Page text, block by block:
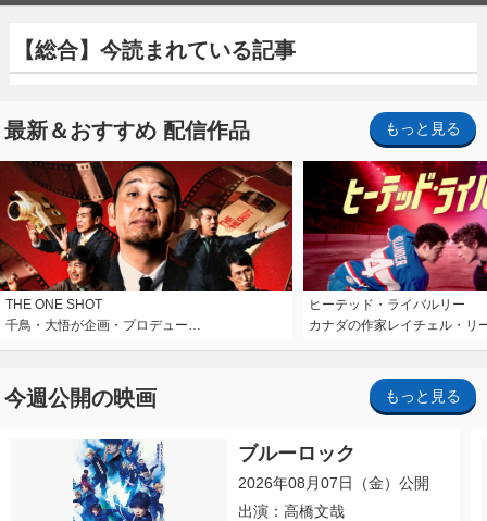
【総合】今読まれている記事
最新＆おすすめ 配信作品 もっと見る
THE ONE SHOT
千鳥・大悟が企画・プロデュー…
ヒーテッド・ライバルリー
カナダの作家レイチェル・リ
今週公開の映画 もっと見る
ブルーロック
2026年08月07日（金）公開
出演：高橋文哉